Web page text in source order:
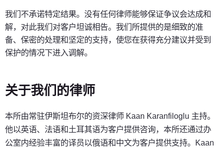
我们不承诺特定结果。没有任何律师能够保证争议会达成和
解，对此我们对客户坦诚相告。我们所提供的是细致的准
备、保密的处理和坚定的支持，使您在获得充分建议并受到
保护的情况下进入调解。
关于我们的律师
本所由常驻伊斯坦布尔的资深律师 Kaan Karanfiloglu 主持。
他以英语、法语和土耳其语为客户提供咨询，本所还通过办
公室内经验丰富的译员以俄语和中文为客户提供支持。Kaan